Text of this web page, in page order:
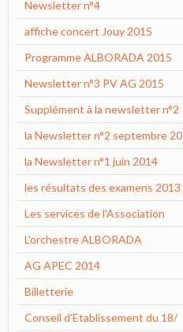
Newsletter n°4
affiche concert Jouy 2015
Programme ALBORADA 2015
Newsletter n°3 PV AG 2015
Supplément à la newsletter n°2
la Newsletter n°2 septembre 20
la Newsletter n°1 juin 2014
les résultats des examens 2013
Les services de l'Association
L'orchestre ALBORADA
AG APEC 2014
Billetterie
Conseil d'Etablissement du 18/